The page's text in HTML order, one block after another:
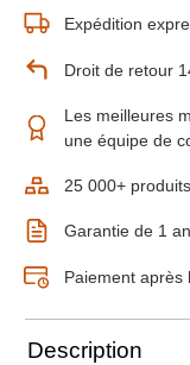
Expédition
Droit de retour
Les meilleures
une équipe de
25 000+
Garantie de 1 an
Paiement après
Description